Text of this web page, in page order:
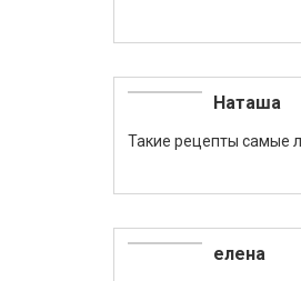
Наташа
Такие рецепты самые
елена